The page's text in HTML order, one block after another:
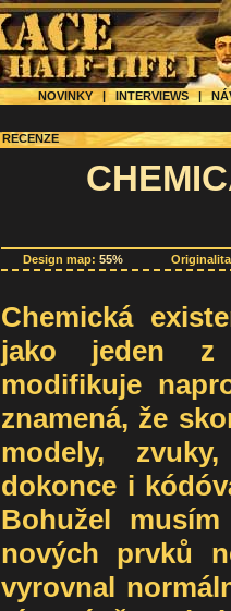
NOVINKY | INTERVIEWS|
RECENZE
Design map: 55%
Chemická
jako jeden z
modifikuje
znamená, že
modely,
dokonce i
Bohužel
nových prvků
vyrovnal